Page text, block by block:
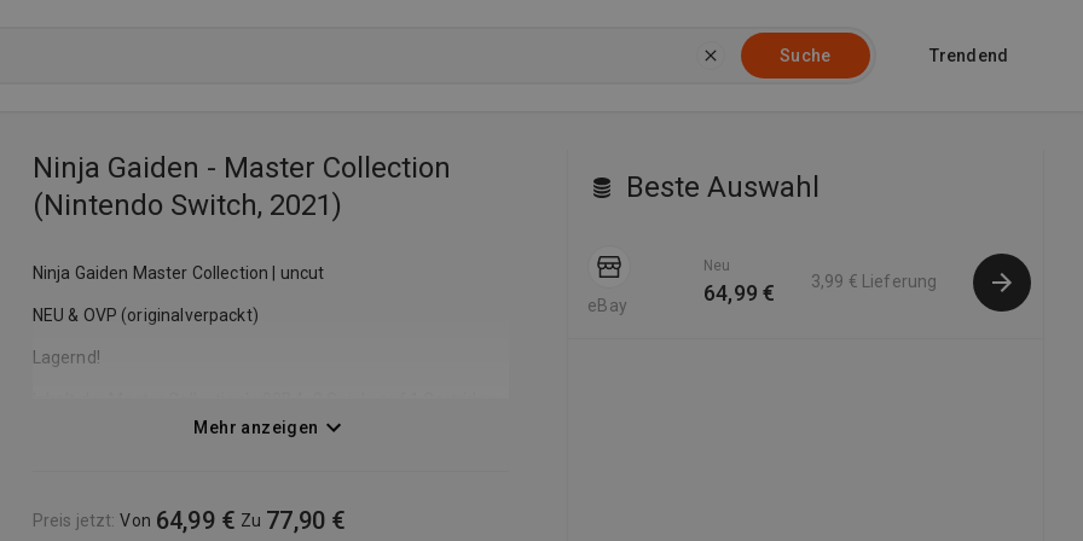
Suche Trendend
Ninja Gaiden - Master Collection
(Nintendo Switch, 2021)
Ninja Gaiden Master Collection | uncut
NEU & OVP (originalverpackt)
Lagernd!
NINJA GAIDEN Sigma (NINJA GAIDEN \u03A3)
Entdecke drei Spiele aus der NINJA GAIDEN-Reihe in einer
Mehr anzeigen
Preis jetzt: Von 64,99 € Zu 77,90 €
Beste Auswahl
eBay
Neu
64,99 € 3,99 € Lieferung